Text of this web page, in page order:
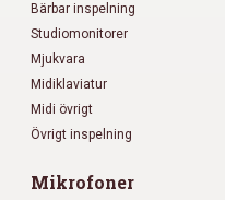
Bärbar inspelning
Studiomonitorer
Mjukvara
Midiklaviatur
Midi övrigt
Övrigt inspelning
Mikrofoner